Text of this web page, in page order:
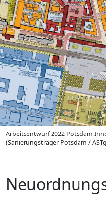
Arbeitsentwurf 2022 Potsdam
(Sanierungsträger Potsdam /